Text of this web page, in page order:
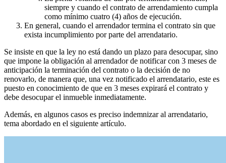
siempre y cuando el contrato de arrendamiento cumpla
como mínimo cuatro (4) años de ejecución.
En general, cuando el arrendador termina el contrato sin que
exista incumplimiento por parte del arrendatario.
Se insiste en que la ley no está dando un plazo para desocupar, sino
que impone la obligación al arrendador de notificar con 3 meses de
anticipación la terminación del contrato o la decisión de no
renovarlo, de manera que, una vez notificado el arrendatario, este es
puesto en conocimiento de que en 3 meses expirará el contrato y
debe desocupar el inmueble inmediatamente.
Además, en algunos casos es preciso indemnizar al arrendatario,
tema abordado en el siguiente artículo.